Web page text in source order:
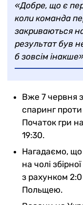
«Добре, що є
коли команда
закриваються
результат був
б зовсім
Вже 7 червня
спаринг проти
Початок гри
19:30.
Нагадаємо,
на чолі
з рахунком
Польщею.